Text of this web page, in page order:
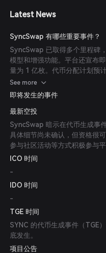
Latest News
SyncSwap 有哪些重要事件？
SyncSwap 已取得多个里程碑
模型和增强功能。平台还宣布
量为 1 亿枚。代币分配计划预
治理参与者。
See more
即将发生的事件
最新空投
SyncSwap 暗示在代币生成事
具体细节尚未确认，但资格很
参与社区活动等方式积极参与平
ICO 时间
-
IDO 时间
-
TGE 时间
SYNC 的代币生成事件（TGE
底发生。
项目公告